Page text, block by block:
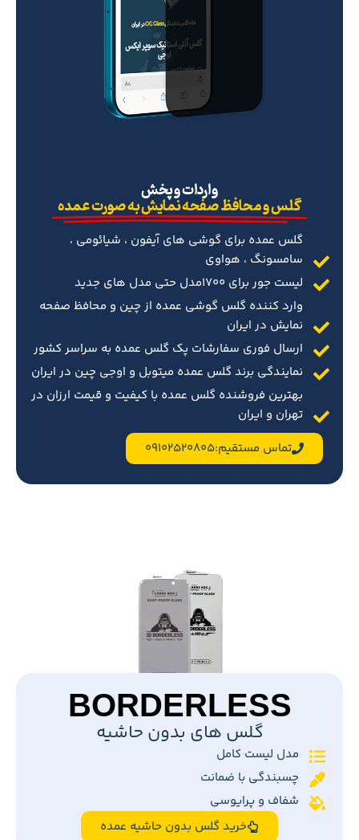
‌واردات و پخش
گلس و محافظ صفحه نمایش به صورت عمده
گلس عمده برای گوشی های آیفون ، شیائومی ،
سامسونگ ، هواوی
لیست جور برای 1700مدل حتی مدل های جدید
وارد کننده گلس گوشی عمده از چین و محافظ صفحه
نمایش در ایران
ارسال فوری سفارشات پک گلس عمده به سراسر کشور
نمایندگی برند گلس عمده میتوبل و اوجی چین در ایران
بهترین فروشنده گلس عمده با کیفیت و قیمت ارزان در
تهران و ایران
تماس مستقیم:09102520805
BORDERLESS
گلس های بدون حاشیه
مدل لیست کامل
چسبندگی با ضمانت
شفاف و پرایوسی
خرید گلس بدون حاشیه عمده